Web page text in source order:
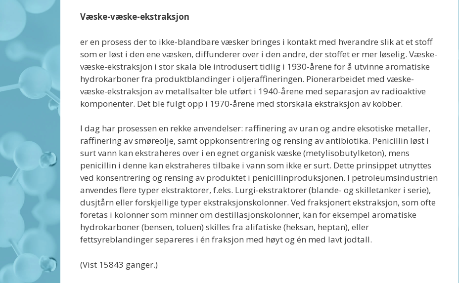
Væske-væske-ekstraksjon
er en prosess der to ikke-blandbare væsker bringes i kontakt med hverandre slik at et stoff
som er løst i den ene væsken, diffunderer over i den andre, der stoffet er mer løselig. Væske-
væske-ekstraksjon i stor skala ble introdusert tidlig i 1930-årene for å utvinne aromatiske
hydrokarboner fra produktblandinger i oljeraffineringen. Pionerarbeidet med væske-
væske-ekstraksjon av metallsalter ble utført i 1940-årene med separasjon av radioaktive
komponenter. Det ble fulgt opp i 1970-årene med storskala ekstraksjon av kobber.
I dag har prosessen en rekke anvendelser: raffinering av uran og andre eksotiske metaller,
raffinering av smøreolje, samt oppkonsentrering og rensing av antibiotika. Penicillin løst i
surt vann kan ekstraheres over i en egnet organisk væske (metylisobutylketon), mens
penicillin i denne kan ekstraheres tilbake i vann som ikke er surt. Dette prinsippet utnyttes
ved konsentrering og rensing av produktet i penicillinproduksjonen. I petroleumsindustrien
anvendes flere typer ekstraktorer, f.eks. Lurgi-ekstraktorer (blande- og skilletanker i serie),
dusjtårn eller forskjellige typer ekstraksjonskolonner. Ved fraksjonert ekstraksjon, som ofte
foretas i kolonner som minner om destillasjonskolonner, kan for eksempel aromatiske
hydrokarboner (bensen, toluen) skilles fra alifatiske (heksan, heptan), eller
fettsyreblandinger separeres i én fraksjon med høyt og én med lavt jodtall.
(Vist 15843 ganger.)